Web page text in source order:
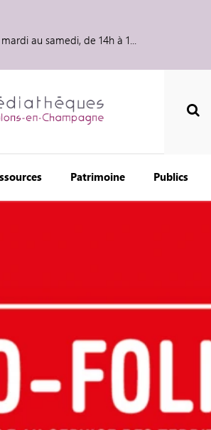
au samedi, de 14h à 1...
Patrimoine Publics